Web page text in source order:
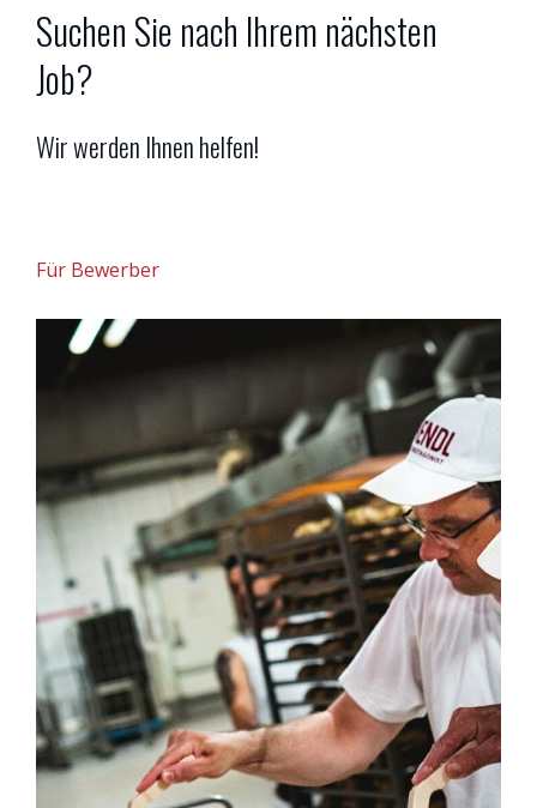
Suchen Sie nach Ihrem nächsten
Job?
Wir werden Ihnen helfen!
Für Bewerber